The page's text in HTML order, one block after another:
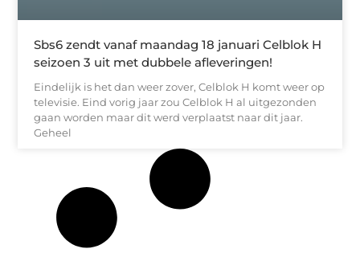
Sbs6 zendt vanaf maandag 18 januari Celblok H
seizoen 3 uit met dubbele afleveringen!
Eindelijk is het dan weer zover, Celblok H komt weer op
televisie. Eind vorig jaar zou Celblok H al uitgezonden
gaan worden maar dit werd verplaatst naar dit jaar.
Geheel